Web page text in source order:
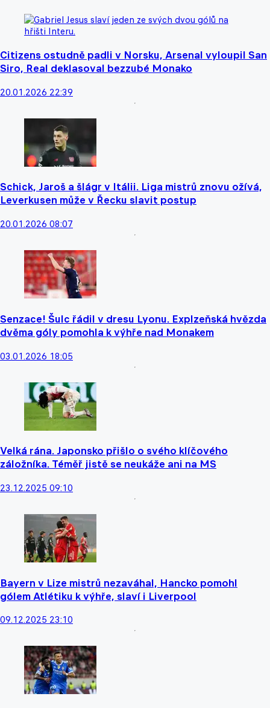
Citizens ostudně padli v Norsku, Arsenal vyloupil San
Siro, Real deklasoval bezzubé Monako
20.01.2026 22:39
Schick, Jaroš a šlágr v Itálii. Liga mistrů znovu ožívá,
Leverkusen může v Řecku slavit postup
20.01.2026 08:07
Senzace! Šulc řádil v dresu Lyonu. Explzeňská hvězda
dvěma góly pomohla k výhře nad Monakem
03.01.2026 18:05
Velká rána. Japonsko přišlo o svého klíčového
záložníka. Téměř jistě se neukáže ani na MS
23.12.2025 09:10
Bayern v Lize mistrů nezaváhal, Hancko pomohl
gólem Atlétiku k výhře, slaví i Liverpool
09.12.2025 23:10